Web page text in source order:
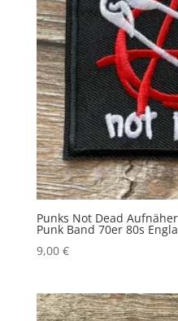
Punks Not Dead
Punk Band 70er 80s
9,00 €